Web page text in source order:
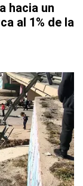
hacia un
al 1% de la